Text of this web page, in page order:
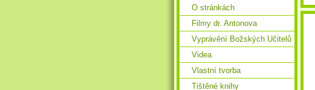
O stránkách
Filmy dr. Antonova
Vyprávění Božských Učitelů
Videa
Vlastní tvorba
Tištěné knihy